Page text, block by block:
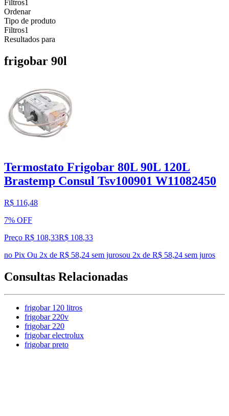
Filtros1
Ordenar
Tipo de produto
Filtros1
Resultados para
frigobar 90l
Termostato Frigobar 80L 90L 120L
Brastemp Consul Tsv100901 W11082450
R$ 116,48
7% OFF
Preço R$ 108,33R$ 108,33
no Pix Ou 2x de R$ 58,24 sem jurosou 2x de R$ 58,24 sem juros
Consultas Relacionadas
frigobar 120 litros
frigobar 220v
frigobar 220
frigobar electrolux
frigobar preto